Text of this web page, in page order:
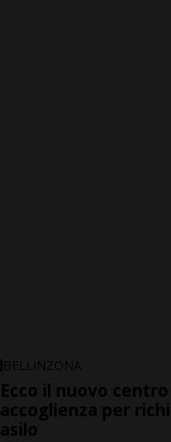
BELLINZONA
Ecco il nuovo
accoglienza per
asilo